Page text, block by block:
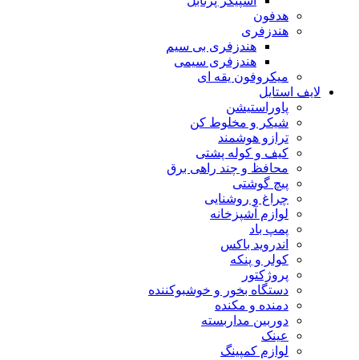
هدفون
هندزفری
هندزفری بی سیم
هندزفری سیمی
میکروفون یقه ای
لایف استایل
پاوراستیشن
شیکر و مخلوط کن
ترازو هوشمند
کیف و کوله پشتی
محافظ و چند راهی برق
پیچ گوشتی
چراغ و روشنایی
لوازم آشپزخانه
پمپ باد
اندروید باکس
کولر و پنکه
پروژکتور
دستگاه بخور و خوشبوکننده
دمنده و مکنده
دوربین مداربسته
عینک
لوازم کمپینگ